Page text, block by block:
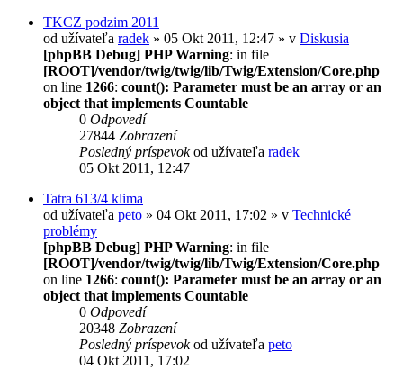
TKCZ podzim 2011
od užívateľa radek » 05 Okt 2011, 12:47 » v Diskusia
[phpBB Debug] PHP Warning: in file
[ROOT]/vendor/twig/twig/lib/Twig/Extension/Core.php
on line 1266: count(): Parameter must be an array or an
object that implements Countable
0 Odpovedí
27844 Zobrazení
Posledný príspevokod užívateľa radek
05 Okt 2011, 12:47
Tatra 613/4 klima
od užívateľa peto » 04 Okt 2011, 17:02 » v Technické
problémy
[phpBB Debug] PHP Warning: in file
[ROOT]/vendor/twig/twig/lib/Twig/Extension/Core.php
on line 1266: count(): Parameter must be an array or an
object that implements Countable
0 Odpovedí
20348 Zobrazení
Posledný príspevokod užívateľa peto
04 Okt 2011, 17:02